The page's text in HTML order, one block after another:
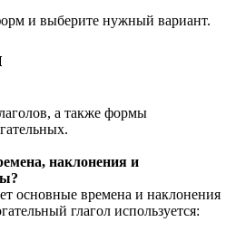
и выберите нужный вариант.
а также формы
наклонения и
основные времена и наклонения
глагол используется: